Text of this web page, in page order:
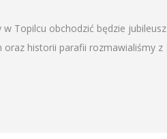
Topilcu obchodzić będzie jubileusz
oraz historii parafii rozmawialiśmy z